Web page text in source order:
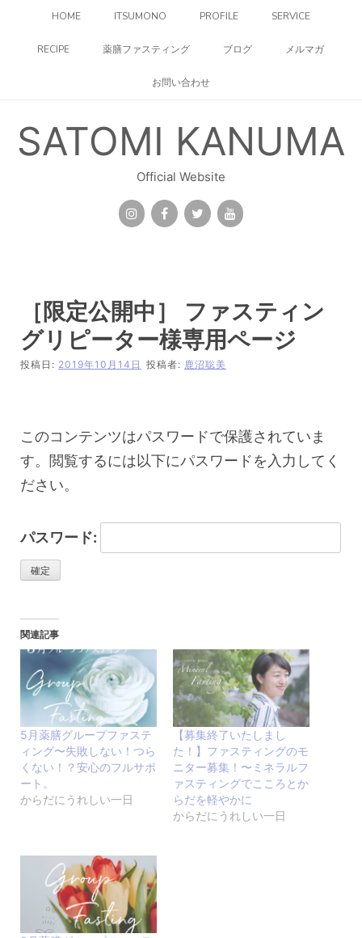
HOME ITSUMONO PROFILE SERVICE
RECIPE 薬膳ファスティング ブログ メルマガ
お問い合わせ
SATOMI KANUMA
Official Website
［限定公開中］
ファスティン
グリピーター様専用ページ
投稿日: 2019年10月14日 投稿者: 鹿沼聡美
このコンテンツはパスワードで保護されていま
す。閲覧するには以下にパスワードを入力してく
ださい。
パスワード:
関連記事
5月薬膳グループファステ
ィング〜失敗しない！つら
くない！？安心のフルサポ
ート。
からだにうれしい一日
【募集終了いたしまし
た！】ファスティングのモ
ニター募集！〜ミネラルフ
ァスティングでこころとか
らだを軽やかに
からだにうれしい一日